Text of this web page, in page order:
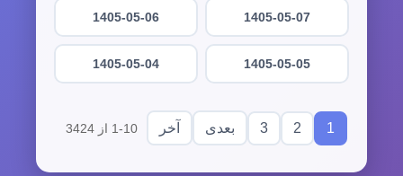
1405-05-07
1405-05-06
1405-05-05
1405-05-04
1
2
3 بعدی آخر 1-10 از 3424